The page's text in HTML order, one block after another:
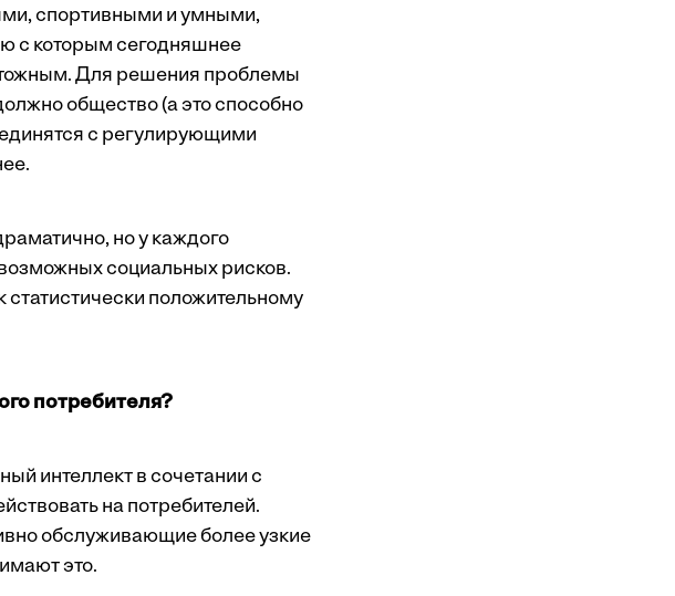
спортивными и умными,
с которым сегодняшнее
Для решения проблемы
общество (а это способно
с регулирующими
но у каждого
социальных рисков.
положительному
потребителя?
интеллект в сочетании с
на потребителей.
обслуживающие более узкие
это.